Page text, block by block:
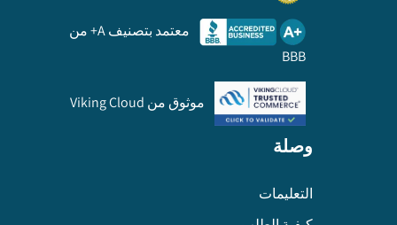
معتمد بتصنيف A+ من
BBB
موثوق من Viking Cloud
وصلة
التعليمات